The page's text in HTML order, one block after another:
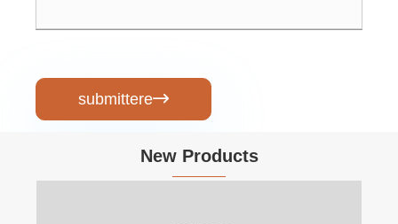
submittere
New Products